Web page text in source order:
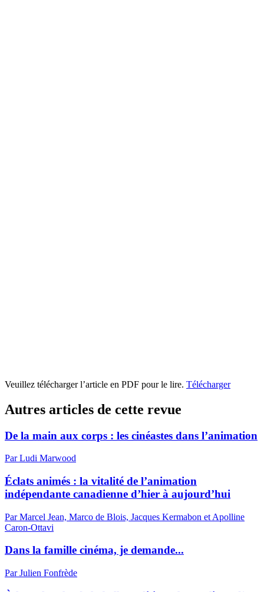
Veuillez télécharger l’article en PDF pour le lire. Télécharger
Autres articles de cette revue
De la main aux corps : les cinéastes dans l’animation
Par Ludi Marwood
Éclats animés : la vitalité de l’animation
indépendante canadienne d’hier à aujourd’hui
Par Marcel Jean, Marco de Blois, Jacques Kermabon et Apolline
Caron-Ottavi
Dans la famille cinéma, je demande...
Par Julien Fonfrède